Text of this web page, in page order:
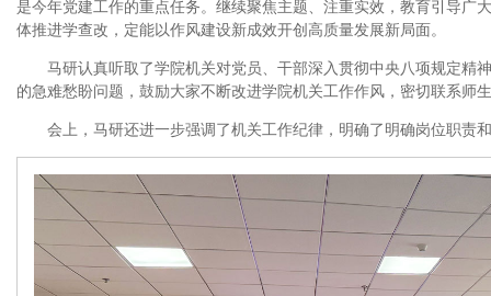
是今年党建工作的重点任务。继续聚焦主题、注重实效，教育引导广
体推进学查改，定能以作风建设新成效开创高质量发展新局面。
马研认真听取了学院机关对党员、干部深入贯彻中央八项规定精
的急难愁盼问题，鼓励大家不断改进学院机关工作作风，密切联系师
会上，马研还进一步强调了机关工作纪律，明确了明确岗位职责